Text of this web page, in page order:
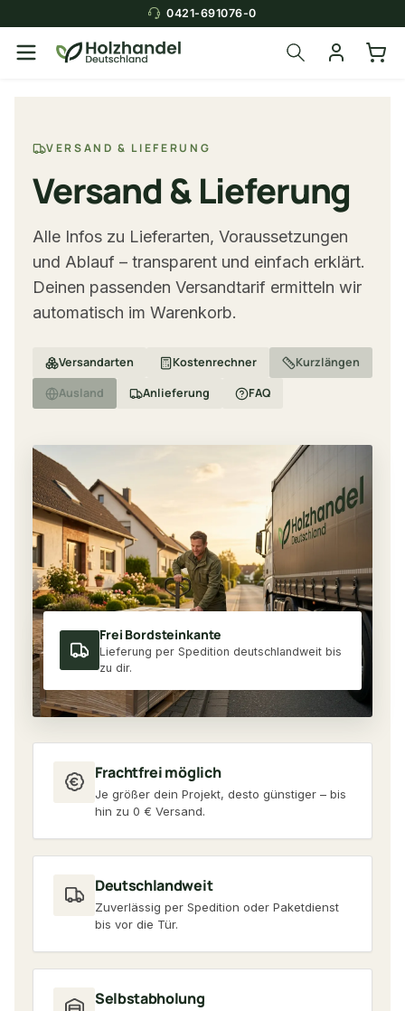
0421-691076-0
VERSAND & LIEFERUNG
Versand & Lieferung
Alle Infos zu Lieferarten, Voraussetzungen
und Ablauf – transparent und einfach erklärt.
Deinen passenden Versandtarif ermitteln wir
automatisch im Warenkorb.
Versandarten Kostenrechner
Kurzlängen
Ausland
Anlieferung FAQ
Frei Bordsteinkante
Lieferung per Spedition deutschlandweit bis
zu dir.
Frachtfrei möglich
Je größer dein Projekt, desto günstiger – bis
hin zu 0 € Versand.
Deutschlandweit
Zuverlässig per Spedition oder Paketdienst
bis vor die Tür.
Selbstabholung